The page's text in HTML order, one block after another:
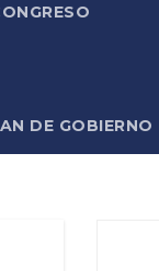
DE GOBIERNO